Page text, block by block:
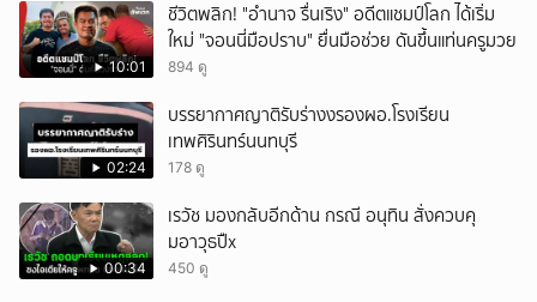
10:01
ชีวิตพลิก! "อำนาจ รื่นเริง" อดีตแชมป์โลก ได้เริ่ม
ใหม่ "จอนนี่มือปราบ" ยื่นมือช่วย ดันขึ้นแท่นครูมวย
894 ดู
02:24
บรรยากาศญาติรับร่างงรองผอ.โรงเรียน
เทพศิรินทร์นนทบุรี
178 ดู
00:34
เรวัช มองกลับอีกด้าน กรณี อนุทิน สั่งควบคุ
มอาวุธปืx
450 ดู